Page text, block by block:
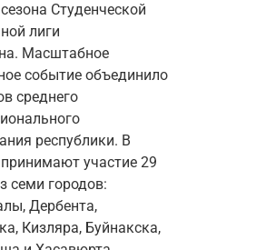
Студенческой
лиги
Масштабное
событие объединило
среднего
республики. В
участие 29
семи городов:
Дербента,
Кизляра, Буйнакска,